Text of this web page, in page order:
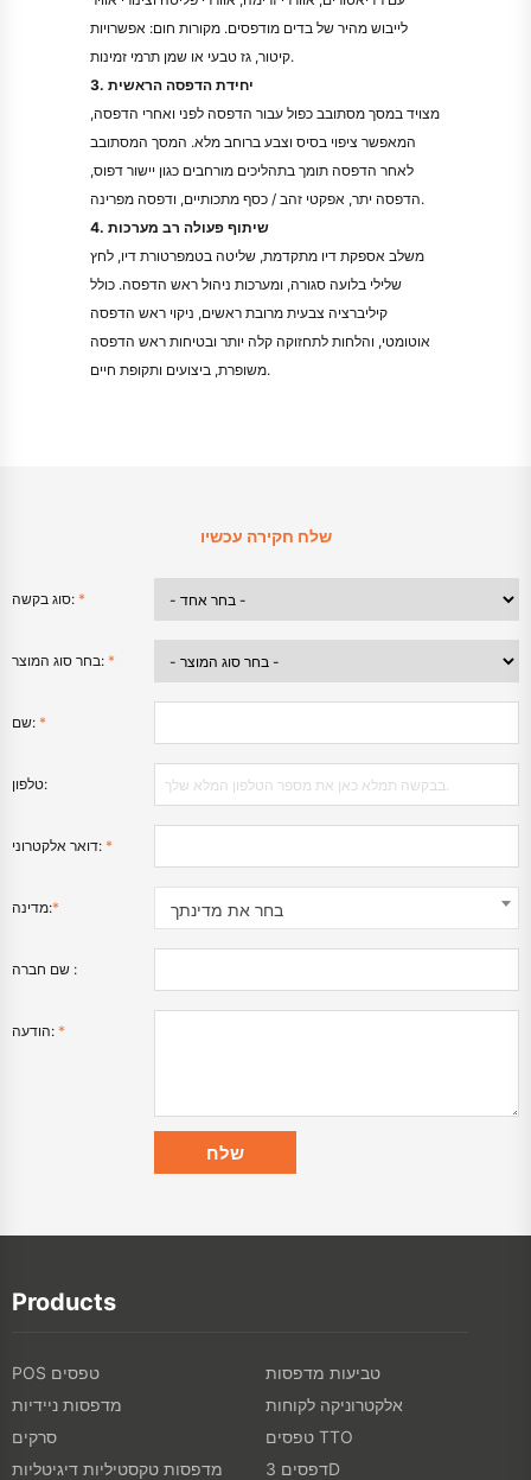
לייבוש מהיר של בדים מודפסים. מקורות חום: אפשרויות
קיטור, גז טבעי או שמן תרמי זמינות.
3. יחידת הדפסה הראשית
מצויד במסך מסתובב כפול עבור הדפסה לפני ואחרי הדפסה,
המאפשר ציפוי בסיס וצבע ברוחב מלא. המסך המסתובב
לאחר הדפסה תומך בתהליכים מורחבים כגון יישור דפוס,
הדפסה יתר, אפקטי זהב / כסף מתכותיים, ודפסה מפרינה.
4. שיתוף פעולה רב מערכות
משלב אספקת דיו מתקדמת, שליטה בטמפרטורת דיו, לחץ
שלילי בלועה סגורה, ומערכות ניהול ראש הדפסה. כולל
קיליברציה צבעית מרובת ראשים, ניקוי ראש הדפסה
אוטומטי, והלחות לתחזוקה קלה יותר ובטיחות ראש הדפסה
משופרת, ביצועים ותקופת חיים.
שלח חקירה עכשיו
סוג בקשה: *
בחר סוג המוצר: *
שם: *
טלפון:
דואר אלקטרוני: *
מדינה:* בחר את מדינתך
שם חברה :
הודעה: *
Products
POS טפסים
טביעות מדפסות
מדפסות ניידיות
אלקטרוניקה לקוחות
סרקים
טפסים TTO
מדפסות טקסטיליות דיגיטליות
דפסים 3D